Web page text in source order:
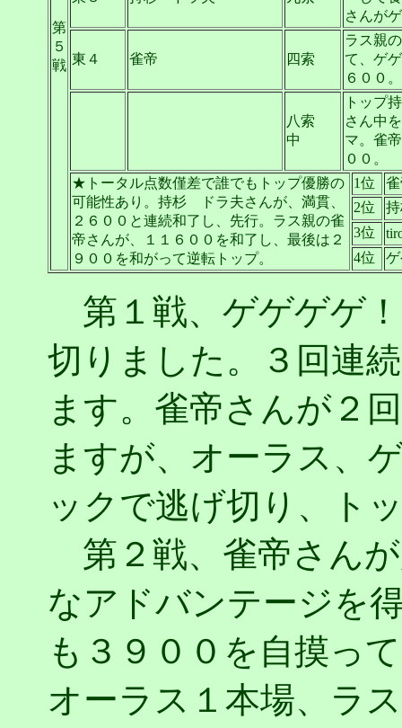
第
５
戦
さんが
東４ 雀帝 四索
ラス親
て、ゲ
６００。
八索
中
トップ
さん中
マ。雀
００。
★トータル点数僅差で誰でもトップ優勝の
可能性あり。持杉 ドラ夫さんが、満貫、
２６００と連続和了し、先行。ラス親の雀
帝さんが、１１６００を和了し、最後は２
９００を和がって逆転トップ。
1位
2位
3位
4位
第１戦、ゲゲゲゲ
切りました。３回連
ます。雀帝さんが２
ますが、オーラス、
ックで逃げ切り、ト
第２戦、雀帝さん
なアドバンテージを
も３９００を自摸っ
オーラス１本場、ラ